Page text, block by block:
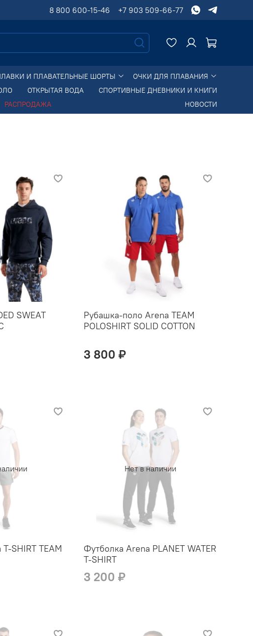
8 800 600-15-46 +7 903 509-66-77
И ПЛАВАТЕЛЬНЫЕ ШОРТЫ
ОЧКИ ДЛЯ ПЛАВАНИЯ
ОТКРЫТАЯ ВОДА
СПОРТИВНЫЕ ДНЕВНИКИ И КНИГИ
РАСПРОДАЖА НОВОСТИ
SWEAT
Рубашка-поло Arena TEAM
POLOSHIRT SOLID COTTON
3 800 ₽
SHIRT TEAM
Нет в наличии
Футболка Arena PLANET WATER
T-SHIRT
3 200 ₽